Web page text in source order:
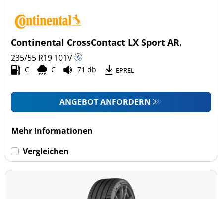
Continental CrossContact LX Sport AR.
235/55 R19 101V
C C 71 db EPREL
ANGEBOT ANFORDERN
Mehr Informationen
Vergleichen